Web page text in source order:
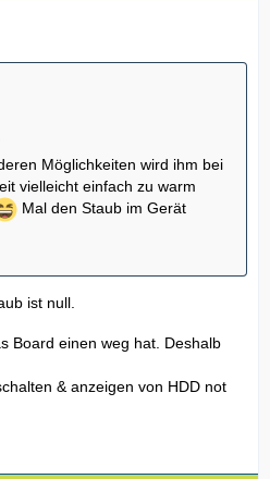
Möglichkeiten wird ihm bei
vielleicht einfach zu warm
Mal den Staub im Gerät
ist null.
Board einen weg hat. Deshalb
& anzeigen von HDD not